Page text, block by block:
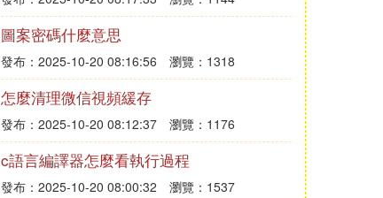
圖案密碼什麼意思
發布：2025-10-20 08:16:56 瀏覽：1318
怎麼清理微信視頻緩存
發布：2025-10-20 08:12:37 瀏覽：1176
c語言編譯器怎麼看執行過程
發布：2025-10-20 08:00:32 瀏覽：1537